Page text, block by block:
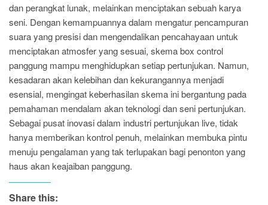
dan perangkat lunak, melainkan menciptakan sebuah karya
seni. Dengan kemampuannya dalam mengatur pencampuran
suara yang presisi dan mengendalikan pencahayaan untuk
menciptakan atmosfer yang sesuai, skema box control
panggung mampu menghidupkan setiap pertunjukan. Namun,
kesadaran akan kelebihan dan kekurangannya menjadi
esensial, mengingat keberhasilan skema ini bergantung pada
pemahaman mendalam akan teknologi dan seni pertunjukan.
Sebagai pusat inovasi dalam industri pertunjukan live, tidak
hanya memberikan kontrol penuh, melainkan membuka pintu
menuju pengalaman yang tak terlupakan bagi penonton yang
haus akan keajaiban panggung.
Share this: